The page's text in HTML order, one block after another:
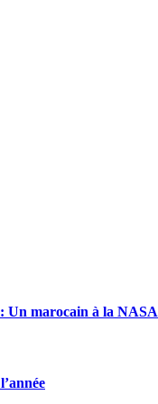
Un marocain à la NASA